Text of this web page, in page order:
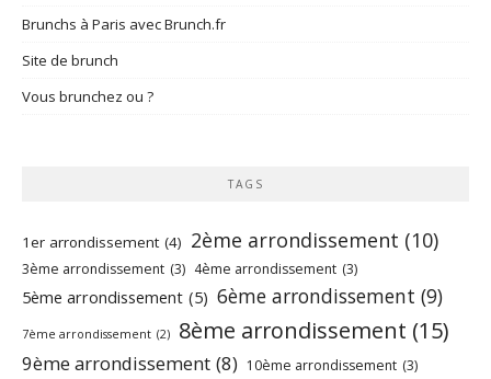
Brunchs à Paris avec Brunch.fr
Site de brunch
Vous brunchez ou ?
TAGS
1er arrondissement (4) 2ème arrondissement (10)
3ème arrondissement (3) 4ème arrondissement (3)
5ème arrondissement (5) 6ème arrondissement (9)
7ème arrondissement (2) 8ème arrondissement (15)
9ème arrondissement (8) 10ème arrondissement (3)